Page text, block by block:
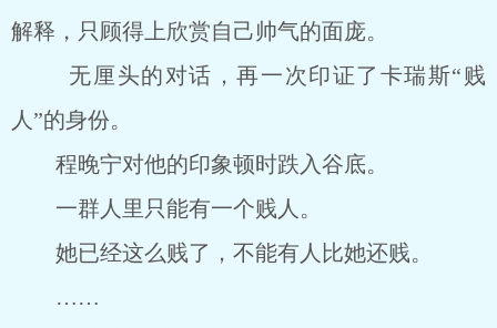
解释，只顾得上欣赏自己帅气的面庞。
无厘头的对话，再一次印证了卡瑞斯“贱
人”的身份。
程晚宁对他的印象顿时跌入谷底。
一群人里只能有一个贱人。
她已经这么贱了，不能有人比她还贱。
……